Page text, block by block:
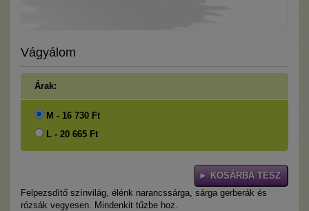
Vágyálom
Árak:
M - 16 730 Ft
L - 20 665 Ft
Felpezsdítő színvilág, élénk narancssárga, sárga gerberák és
rózsák vegyesen. Mindenkit tűzbe hoz.